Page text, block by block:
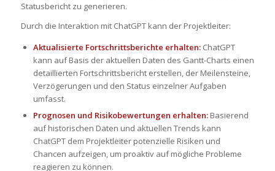
Statusbericht zu generieren.
Durch die Interaktion mit ChatGPT kann der Projektleiter:
Aktualisierte Fortschrittsberichte erhalten:ChatGPT
kann auf Basis der aktuellen Daten des Gantt-Charts einen
detaillierten Fortschrittsbericht erstellen, der Meilensteine,
Verzögerungen und den Status einzelner Aufgaben
umfasst.
Prognosen und Risikobewertungen erhalten:Basierend
auf historischen Daten und aktuellen Trends kann
ChatGPT dem Projektleiter potenzielle Risiken und
Chancen aufzeigen, um proaktiv auf mögliche Probleme
reagieren zu können.